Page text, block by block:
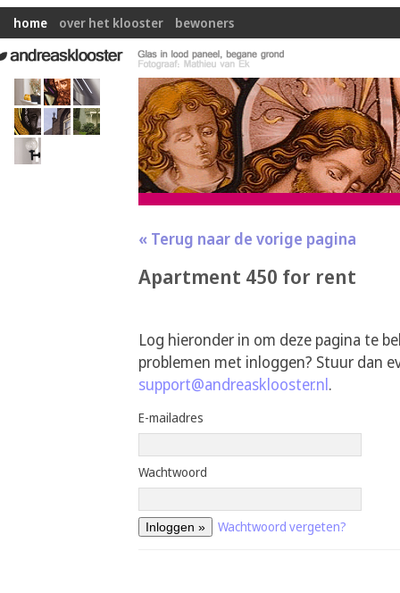
home over het klooster bewoners
« Terug naar de vorige pagina
Apartment 450 for rent
Log hieronder in om deze pagina te
problemen met inloggen? Stuur dan
support@andreasklooster.nl.
E-mailadres
Wachtwoord
Wachtwoord vergeten?